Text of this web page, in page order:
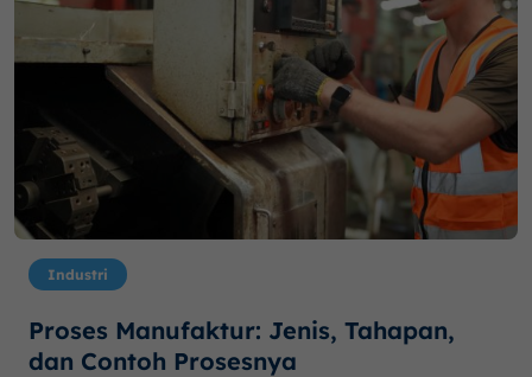
Industri
Proses Manufaktur: Jenis, Tahapan,
dan Contoh Prosesnya